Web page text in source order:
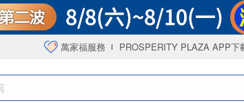
萬家福服務 PROSPERITY PLAZA APP下